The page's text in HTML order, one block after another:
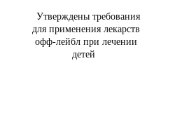
Утверждены требования
для применения лекарств
офф-лейбл при лечении
детей